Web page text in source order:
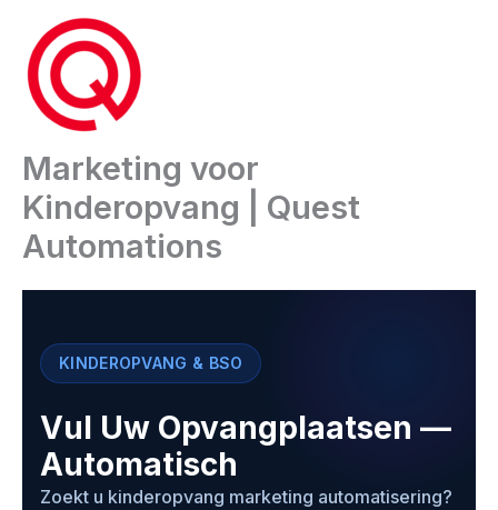
inhoud
Marketing voor
Kinderopvang | Quest
Automations
KINDEROPVANG & BSO
Vul Uw Opvangplaatsen —
Automatisch
Zoekt u kinderopvang marketing automatisering?